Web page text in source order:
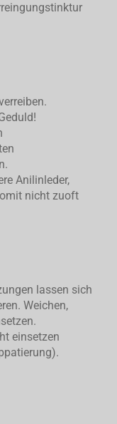
Anilinleder,
nicht zuoft
lassen sich
Weichen,
einsetzen